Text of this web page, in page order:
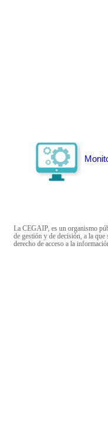
La CEGAIP, es un organismo
de gestión y de decisión, a la
derecho de acceso a la